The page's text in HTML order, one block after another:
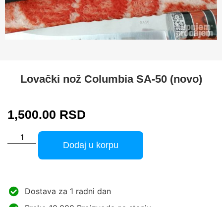
Lovački nož Columbia SA-50 (novo)
1,500.00 RSD
Dodaj u korpu
Dostava za 1 radni dan